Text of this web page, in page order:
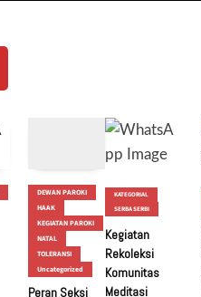
DEWAN PAROKI
HAAK
KEGIATAN PAROKI
NATAL
TOLERANSI
Uncategorized
Peran Seksi
KATEGORIAL
SERBA SERBI
Kegiatan
Rekoleksi
Komunitas
Meditasi